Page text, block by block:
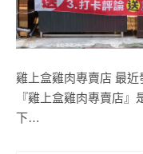
雞上盒雞肉專賣店 最
『雞上盒雞肉專賣店
下…